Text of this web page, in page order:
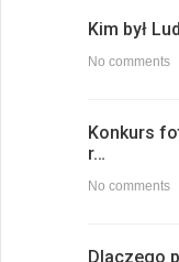
Kim był
No comments
Konkurs
r…
No comments
Dlaczego